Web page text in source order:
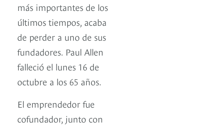
más importantes de los
últimos tiempos, acaba
de perder a uno de sus
fundadores. Paul Allen
falleció el lunes 16 de
octubre a los 65 años.
El emprendedor fue
cofundador, junto con